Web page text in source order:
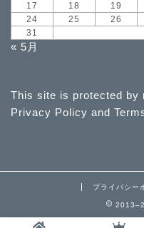
17
18 19
24
25 26
31
« 5月
This site is protected by
Privacy Policy and
プライバシー